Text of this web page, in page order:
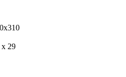
x 29